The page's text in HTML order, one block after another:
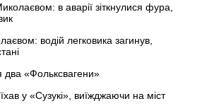
в аварії зіткнулися фура,
водій легковика загинув,
два «Фольксвагени»
у «Сузукі», виїжджаючи на міст